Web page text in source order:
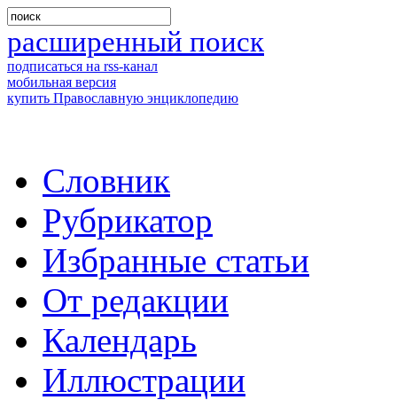
расширенный поиск
подписаться на rss-канал
мобильная версия
купить Православную энциклопедию
Словник
Рубрикатор
Избранные статьи
От редакции
Календарь
Иллюстрации